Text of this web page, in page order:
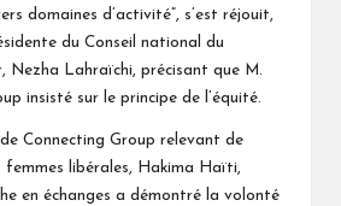
domaines d’activité”, s’est réjouit,
du Conseil national du
Nezha Lahraïchi, précisant que M.
insisté sur le principe de l’équité.
Connecting Group relevant de
femmes libérales, Hakima Haïti,
en échanges a démontré la volonté